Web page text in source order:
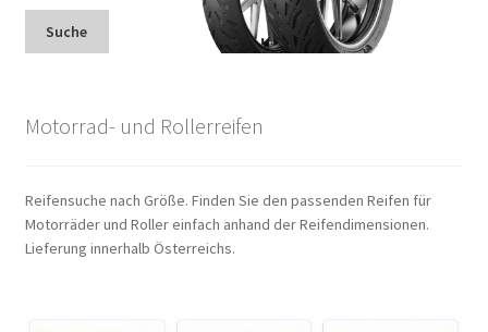
Suche
Motorrad- und Rollerreifen
Reifensuche nach Größe. Finden Sie den passenden Reifen für
Motorräder und Roller einfach anhand der Reifendimensionen.
Lieferung innerhalb Österreichs.